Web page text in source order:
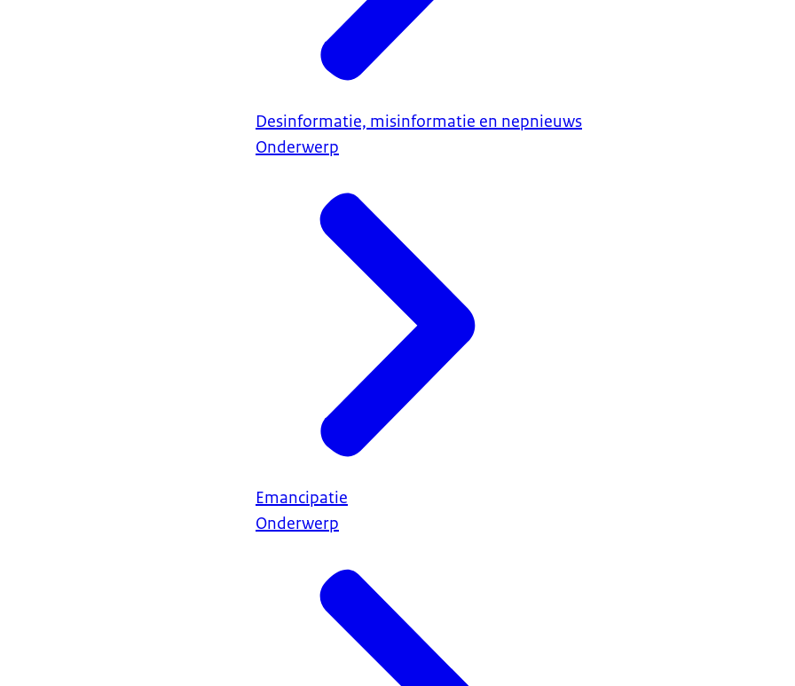
Desinformatie, misinformatie en nepnieuws
Onderwerp
Emancipatie
Onderwerp